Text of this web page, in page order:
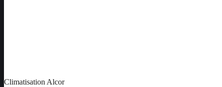
Climatisation Alcor